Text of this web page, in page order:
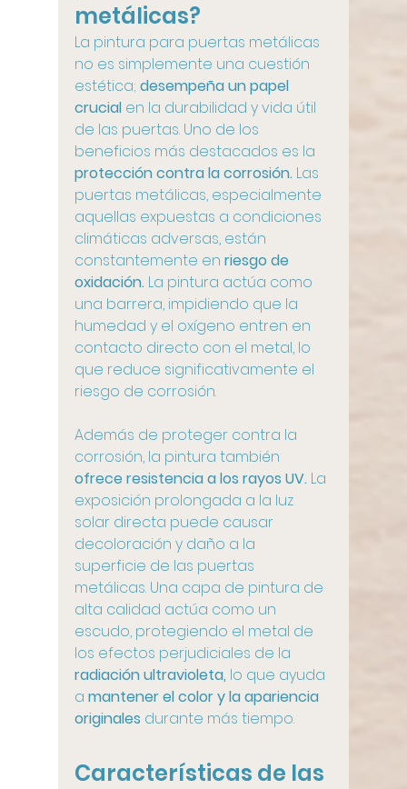
metálicas?
La pintura para puertas metálicas
no es simplemente una cuestión
estética; desempeña un papel
crucial en la durabilidad y vida útil
de las puertas. Uno de los
beneficios más destacados es la
protección contra la corrosión. Las
puertas metálicas, especialmente
aquellas expuestas a condiciones
climáticas adversas, están
constantemente en riesgo de
oxidación. La pintura actúa como
una barrera, impidiendo que la
humedad y el oxígeno entren en
contacto directo con el metal, lo
que reduce significativamente el
riesgo de corrosión.
Además de proteger contra la
corrosión, la pintura también
ofrece resistencia a los rayos UV. La
exposición prolongada a la luz
solar directa puede causar
decoloración y daño a la
superficie de las puertas
metálicas. Una capa de pintura de
alta calidad actúa como un
escudo, protegiendo el metal de
los efectos perjudiciales de la
radiación ultravioleta, lo que ayuda
a mantener el color y la apariencia
originales durante más tiempo.
Características de las